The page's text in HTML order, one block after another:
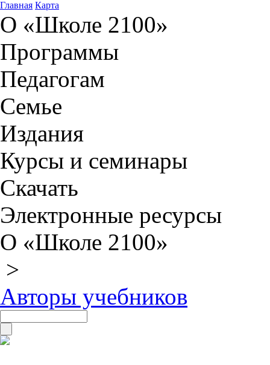
Главная Карта
О «Школе 2100»
Программы
Педагогам
Семье
Издания
Курсы и семинары
Скачать
Электронные ресурсы
О «Школе 2100»
>
Авторы учебников